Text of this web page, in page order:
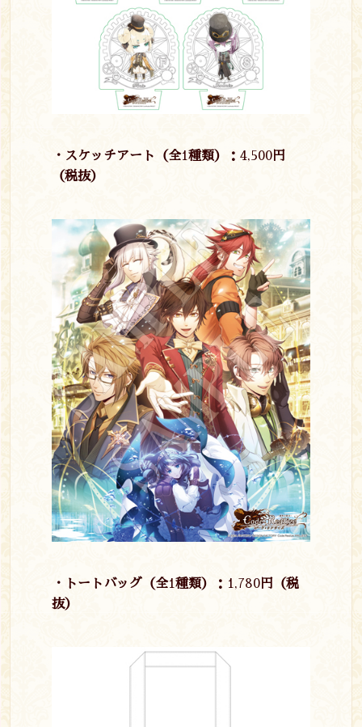
・スケッチアート（全1種類）：4,500円
（税抜）
・トートバッグ（全1種類）： 1,780円（税
抜）